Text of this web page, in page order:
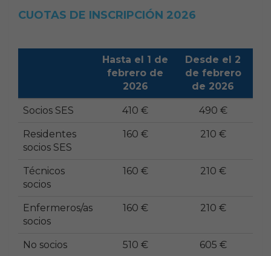
CUOTAS DE INSCRIPCIÓN 2026
Hasta el 1 de
febrero de
2026
Desde el 2
de febrero
de 2026
Socios SES 410 € 490 €
Residentes
socios SES
160 € 210 €
Técnicos
socios
160 € 210 €
Enfermeros/as
socios
160 € 210 €
No socios 510 € 605 €